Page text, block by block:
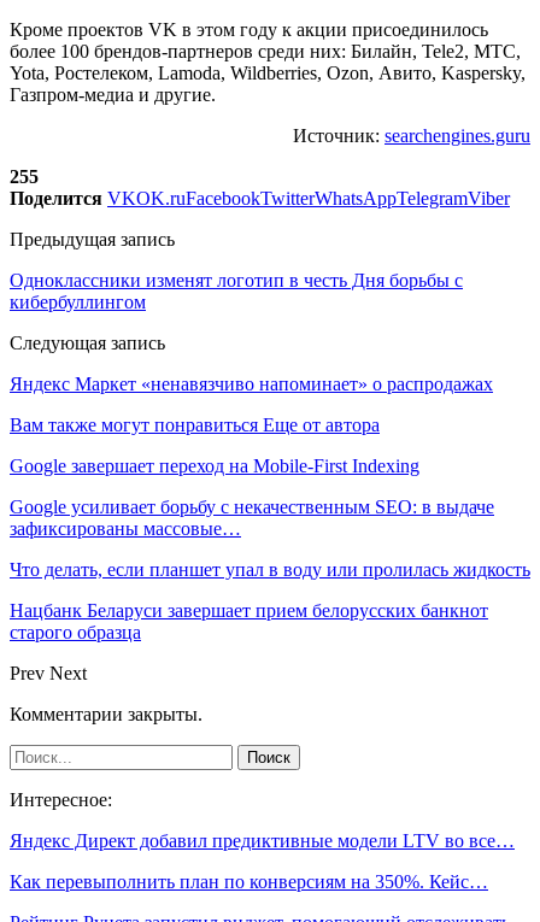
Кроме проектов VK в этом году к акции присоединилось
более 100 брендов-партнеров среди них: Билайн, Tele2, МТС,
Yota, Ростелеком, Lamoda, Wildberries, Ozon, Авито, Kaspersky,
Газпром-медиа и другие.
Источник: searchengines.guru
255
Поделится VKOK.ruFacebookTwitterWhatsAppTelegramViber
Предыдущая запись
Одноклассники изменят логотип в честь Дня борьбы с
кибербуллингом
Следующая запись
Яндекс Маркет «ненавязчиво напоминает» о распродажах
Вам также могут понравиться Еще от автора
Google завершает переход на Mobile-First Indexing
Google усиливает борьбу с некачественным SEO: в выдаче
зафиксированы массовые…
Что делать, если планшет упал в воду или пролилась жидкость
Нацбанк Беларуси завершает прием белорусских банкнот
старого образца
Prev Next
Комментарии закрыты.
Интересное:
Яндекс Директ добавил предиктивные модели LTV во все…
Как перевыполнить план по конверсиям на 350%. Кейс…